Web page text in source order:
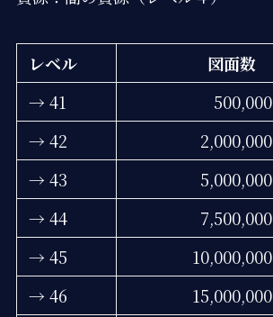
レベル 図面数
→ 41
500,000
→ 42
2,000,000
→ 43
5,000,000
→ 44
7,500,000
→ 45
10,000,000
→ 46
15,000,000